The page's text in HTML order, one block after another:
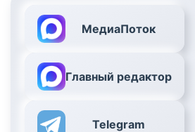
МедиаПоток
Главный редактор
Telegram